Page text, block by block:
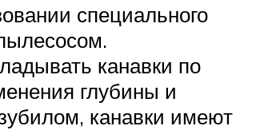
специального
канавки по
глубины и
канавки имеют